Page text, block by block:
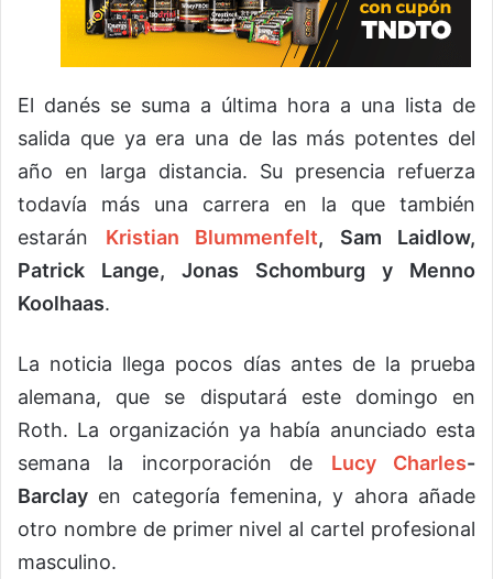
El danés se suma a última hora a una lista de
salida que ya era una de las más potentes del
año en larga distancia. Su presencia refuerza
todavía más una carrera en la que también
estarán Kristian Blummenfelt, Sam Laidlow,
Patrick Lange, Jonas Schomburg y Menno
Koolhaas.
La noticia llega pocos días antes de la prueba
alemana, que se disputará este domingo en
Roth. La organización ya había anunciado esta
semana la incorporación de Lucy Charles-
Barclay en categoría femenina, y ahora añade
otro nombre de primer nivel al cartel profesional
masculino.